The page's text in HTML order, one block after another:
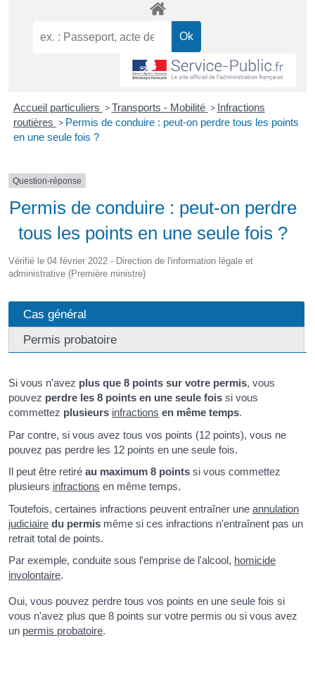
Accueil particuliers > Transports - Mobilité > Infractions
routières > Permis de conduire : peut-on perdre tous les points
en une seule fois ?
Question-réponse
Permis de conduire : peut-on perdre
tous les points en une seule fois ?
Vérifié le 04 février 2022 - Direction de l'information légale et
administrative (Première ministre)
Cas général
Permis probatoire
Si vous n'avez plus que 8 points sur votre permis, vous
pouvez perdre les 8 points en une seule fois si vous
commettez plusieurs infractions en même temps.
Par contre, si vous avez tous vos points (12 points), vous ne
pouvez pas perdre les 12 points en une seule fois.
Il peut être retiré au maximum 8 points si vous commettez
plusieurs infractions en même temps.
Toutefois, certaines infractions peuvent entraîner une annulation
judiciaire du permis même si ces infractions n'entraînent pas un
retrait total de points.
Par exemple, conduite sous l'emprise de l'alcool, homicide
involontaire.
Oui, vous pouvez perdre tous vos points en une seule fois si
vous n'avez plus que 8 points sur votre permis ou si vous avez
un permis probatoire.